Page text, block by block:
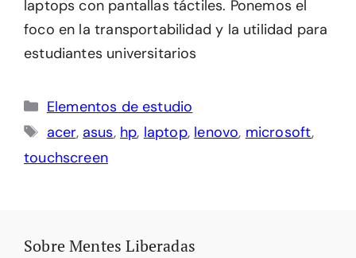
laptops con pantallas táctiles. Ponemos el
foco en la transportabilidad y la utilidad para
estudiantes universitarios
Categorías
Elementos de estudio
Etiquetas
acer, asus, hp, laptop, lenovo, microsoft,
touchscreen
Sobre Mentes Liberadas